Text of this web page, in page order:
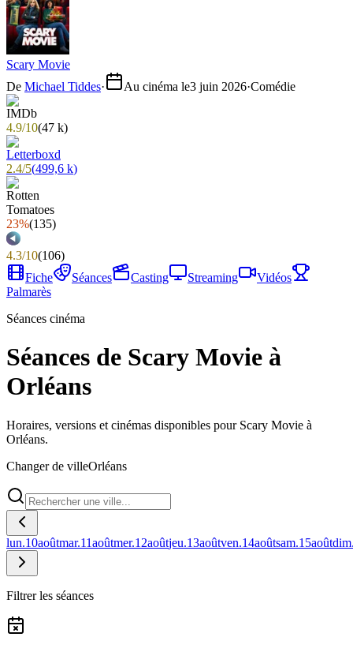
Scary Movie
De Michael Tiddes· Au cinéma le3 juin 2026·Comédie
4.9/10(47 k)
2.4/5(499,6 k)
23%(135)
4.3/10(106)
Fiche
Séances Casting Streaming
Vidéos
Palmarès
Séances cinéma
Séances de Scary Movie à
Orléans
Horaires, versions et cinémas disponibles pour Scary Movie à
Orléans.
Changer de villeOrléans
lun.10aoûtmar.11aoûtmer.12aoûtjeu.13aoûtven.14aoûtsam.15août
Filtrer les séances